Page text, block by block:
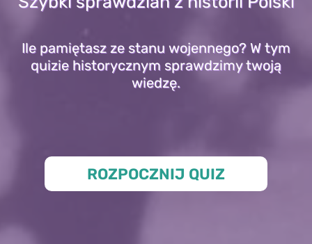
Ile pamiętasz ze stanu wojennego? W tym
quizie historycznym sprawdzimy twoją
wiedzę.
ROZPOCZNIJ QUIZ